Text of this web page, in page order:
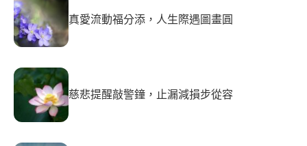
真愛流動福分添，人生際遇圖畫圓
慈悲提醒敲警鐘，止漏減損步從容